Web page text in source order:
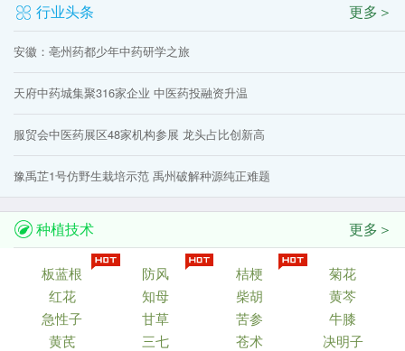
行业头条 更多＞
安徽：亳州药都少年中药研学之旅
天府中药城集聚316家企业 中医药投融资升温
服贸会中医药展区48家机构参展 龙头占比创新高
豫禹芷1号仿野生栽培示范 禹州破解种源纯正难题
种植技术 更多＞
板蓝根 防风 桔梗
菊花
红花
知母 柴胡
黄芩
急性子
甘草 苦参
牛膝
黄芪
三七 苍术 决明子